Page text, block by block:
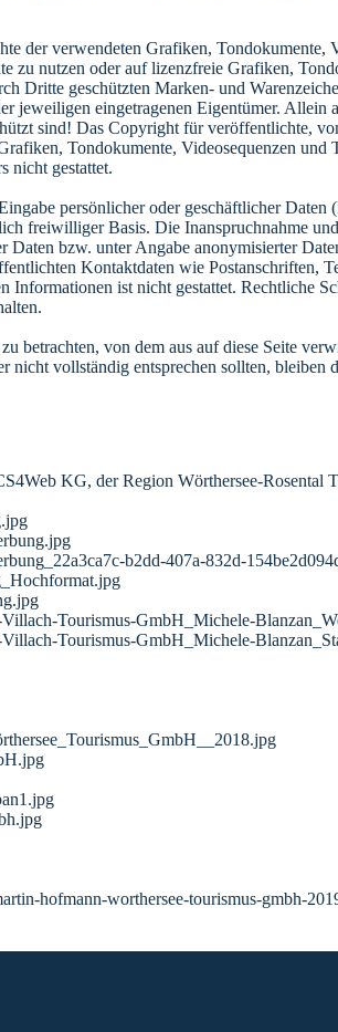
der verwendeten Grafiken, Tondokumente,
zu nutzen oder auf lizenzfreie Grafiken,
Dritte geschützten Marken- und
jeweiligen eingetragenen Eigentümer.
sind! Das Copyright für veröffentlichte,
Tondokumente, Videosequenzen und
nicht gestattet.
persönlicher oder geschäftlicher
freiwilliger Basis. Die Inanspruchnahme
bzw. unter Angabe anonymisierter
Kontaktdaten wie Postanschriften,
ist nicht gestattet. Rechtliche
betrachten, von dem aus auf diese Seite
nicht vollständig entsprechen sollten,
KG, der Region Wörthersee-Rosental
b2dd-407a-832d-
Tourismus-GmbH_Michele-
Tourismus-GmbH_Michele-
hofmann-worthersee-tourismus-gmbh-